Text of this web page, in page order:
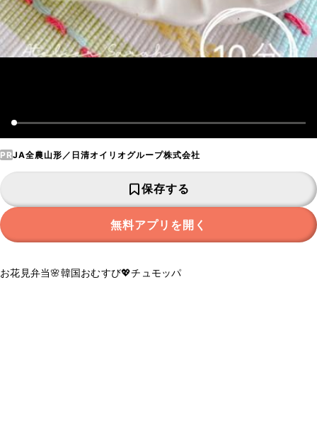
PRJA全農山形／日清オイリオグループ株式会社
保存する
無料アプリを開く
お花見弁当🌸韓国おむすび💖チュモッパ